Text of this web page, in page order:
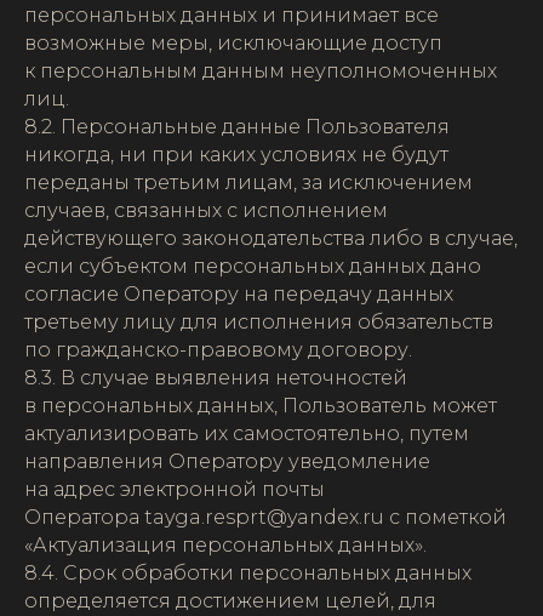
персональных данных и принимает все
возможные меры, исключающие доступ
к персональным данным неуполномоченных
лиц.
8.2. Персональные данные Пользователя
никогда, ни при каких условиях не будут
переданы третьим лицам, за исключением
случаев, связанных с исполнением
действующего законодательства либо в случае,
если субъектом персональных данных дано
согласие Оператору на передачу данных
третьему лицу для исполнения обязательств
по гражданско-правовому договору.
8.3. В случае выявления неточностей
в персональных данных, Пользователь может
актуализировать их самостоятельно, путем
направления Оператору уведомление
на адрес электронной почты
Оператора tayga.resprt@yandex.ru с пометкой
«Актуализация персональных данных».
8.4. Срок обработки персональных данных
определяется достижением целей, для